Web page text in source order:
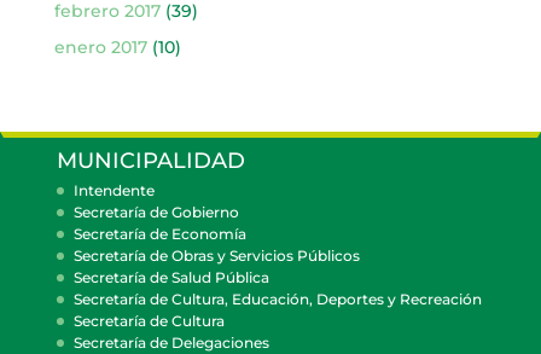
febrero 2017(39)
enero 2017(10)
MUNICIPALIDAD
Intendente
Secretaría de Gobierno
Secretaría de Economía
Secretaría de Obras y Servicios Públicos
Secretaría de Salud Pública
Secretaría de Cultura, Educación, Deportes y Recreación
Secretaría de Cultura
Secretaría de Delegaciones